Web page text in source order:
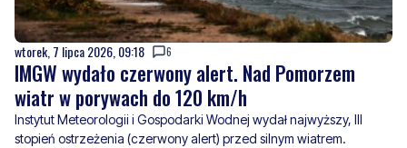
wtorek, 7 lipca 2026, 09:18 6
IMGW wydało czerwony alert. Nad Pomorzem
wiatr w porywach do 120 km/h
Instytut Meteorologii i Gospodarki Wodnej wydał najwyższy, III
stopień ostrzeżenia (czerwony alert) przed silnym wiatrem.